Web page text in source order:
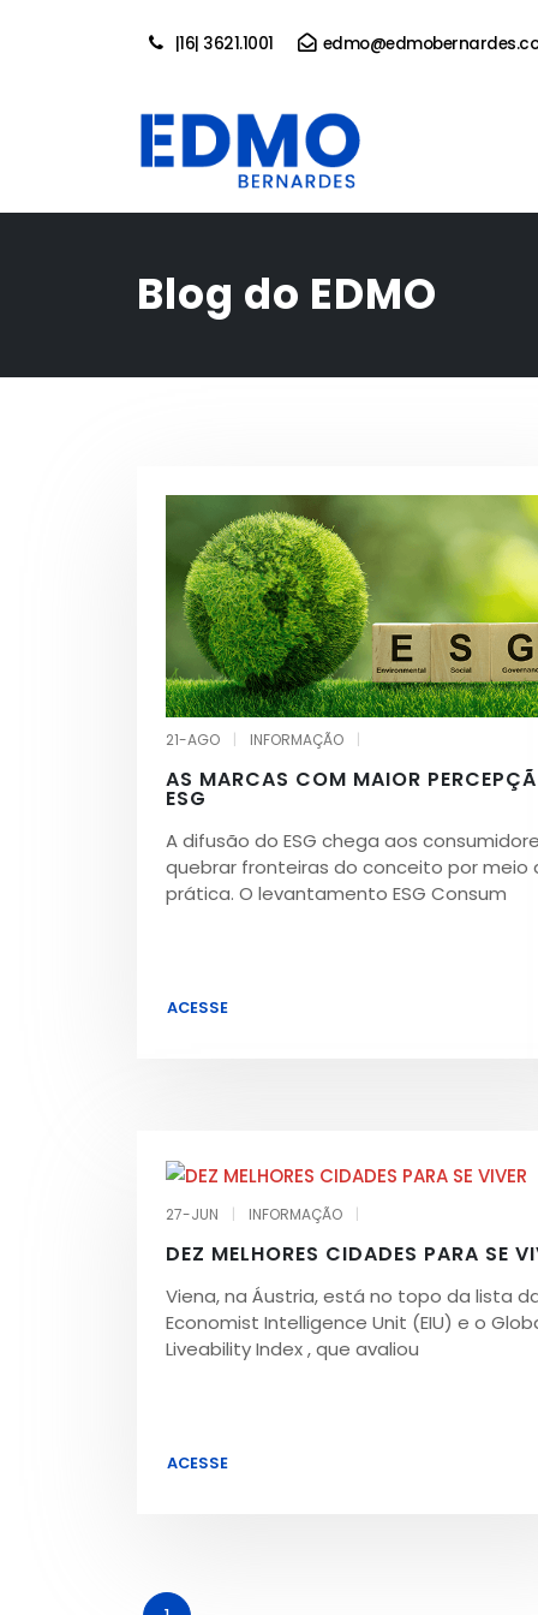
|16| 3621.1001
Blog do EDMO
21-AGO INFORMAÇÃO
AS MARCAS COM MAIOR
ESG
A difusão do ESG chega aos
quebrar fronteiras do conceito por meio
prática. O levantamento ESG Consum
ACESSE
27-JUN INFORMAÇÃO
DEZ MELHORES CIDADES PARA SE
Viena, na Áustria, está no topo da lista
Economist Intelligence Unit (EIU) e o
Liveability Index , que avaliou
ACESSE